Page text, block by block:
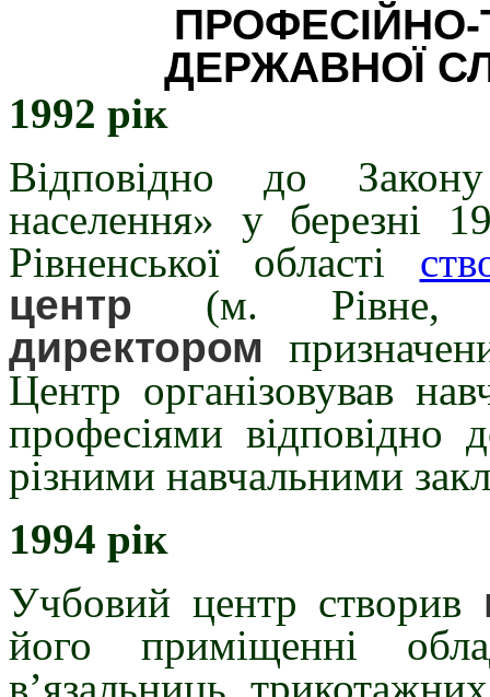
ПРОФЕСІЙНО-
ДЕРЖАВНОЇ
1992 рік
Відповідно до
населення» у березні
Рівненської області
центр (м. Рівне,
директором
Центр організовував
професіями відповідно
різними навчальними
1994 рік
Учбовий центр створив
його приміщенні
в’язальниць